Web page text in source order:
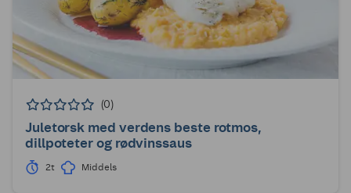
(0)
Juletorsk med verdens beste rotmos,
dillpoteter og rødvinssaus
2t Middels